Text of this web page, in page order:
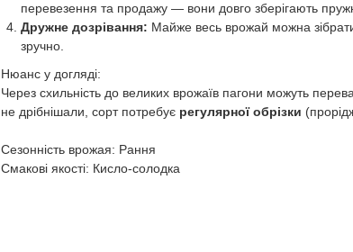
перевезення та продажу — вони довго зберігають
Дружне дозрівання: Майже весь врожай можна
зручно.
Нюанс у догляді:
Через схильність до великих врожаїв пагони можуть
не дрібнішали, сорт потребує регулярної обрізки
Сезонність врожая: Рання
Смакові якості: Кисло-солодка